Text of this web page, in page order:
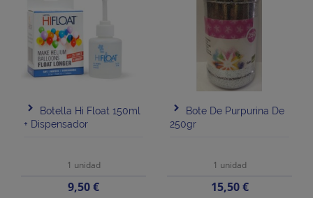
Botella Hi Float 150ml
+ Dispensador
1 unidad
Precio
9,50 €
Bote De Purpurina De
250gr
1 unidad
Precio
15,50 €